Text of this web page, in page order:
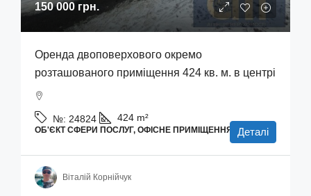
150 000 грн.
Оренда двоповерхового окремо
розташованого приміщення 424 кв. м. в центрі
№: 24824 424 m²
ОБ'ЄКТ СФЕРИ ПОСЛУГ, ОФІСНЕ ПРИМІЩЕННЯ Деталі
Віталій Корнійчук